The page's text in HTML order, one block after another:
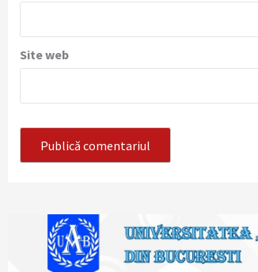
Site web